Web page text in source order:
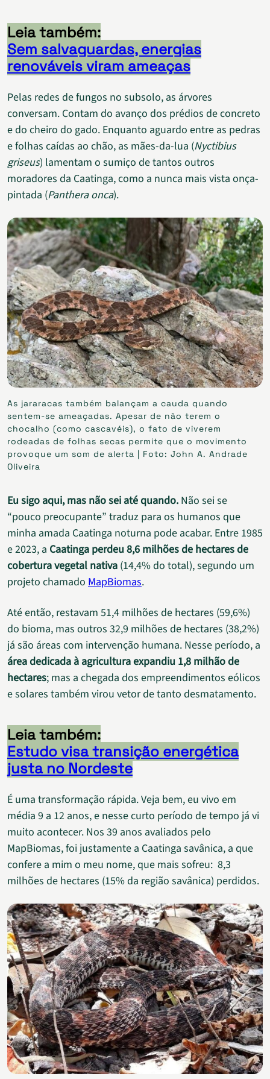
Leia também:
Sem salvaguardas, energias
renováveis viram ameaças
Pelas redes de fungos no subsolo, as árvores
conversam. Contam do avanço dos prédios de concreto
e do cheiro do gado. Enquanto aguardo entre as pedras
e folhas caídas ao chão, as mães-da-lua (Nyctibius
griseus) lamentam o sumiço de tantos outros
moradores da Caatinga, como a nunca mais vista onça-
pintada (Panthera onca).
As jararacas também balançam a cauda quando
sentem-se ameaçadas. Apesar de não terem o
chocalho (como cascavéis), o fato de viverem
rodeadas de folhas secas permite que o movimento
provoque um som de alerta | Foto: John A. Andrade
Oliveira
Eu sigo aqui, mas não sei até quando. Não sei se
“pouco preocupante” traduz para os humanos que
minha amada Caatinga noturna pode acabar. Entre 1985
e 2023, a Caatinga perdeu 8,6 milhões de hectares de
cobertura vegetal nativa (14,4% do total), segundo um
projeto chamado MapBiomas.
Até então, restavam 51,4 milhões de hectares (59,6%)
do bioma, mas outros 32,9 milhões de hectares (38,2%)
já são áreas com intervenção humana. Nesse período, a
área dedicada à agricultura expandiu 1,8 milhão de
hectares; mas a chegada dos empreendimentos eólicos
e solares também virou vetor de tanto desmatamento.
Leia também:
Estudo visa transição energética
justa no Nordeste
É uma transformação rápida. Veja bem, eu vivo em
média 9 a 12 anos, e nesse curto período de tempo já vi
muito acontecer. Nos 39 anos avaliados pelo
MapBiomas, foi justamente a Caatinga savânica, a que
confere a mim o meu nome, que mais sofreu: 8,3
milhões de hectares (15% da região savânica) perdidos.